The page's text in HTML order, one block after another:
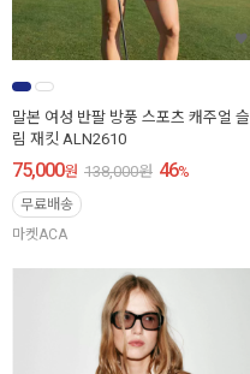
말본 여성 반팔 방풍 스포츠 캐주얼 슬
림 재킷 ALN2610
75,000원 138,000원 46%
무료배송
마켓ACA